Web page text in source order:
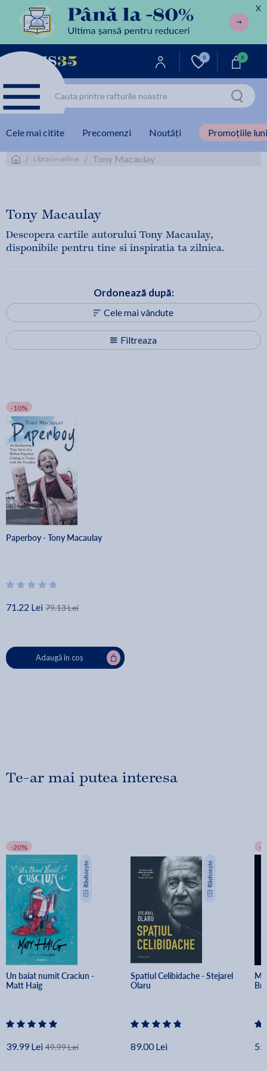
X
0 0
Cele mai citite Precomenzi Noutăți Promoțiile
/ Librarie online / Tony Macaulay
Tony Macaulay
Descopera cartile autorului Tony Macaulay,
disponibile pentru tine si inspiratia ta zilnica.
Filtreaza
Ordonează după:
Cele mai vândute
-10%
Paperboy - Tony Macaulay
71.22 Lei 79.13 Lei
Adaugă în coș
Te-ar mai putea interesa
-20%
Un baiat numit Craciun -
Matt Haig
39.99 Lei 49.99 Lei
Spatiul Celibidache - Stejarel
Olaru
89.00 Lei
-